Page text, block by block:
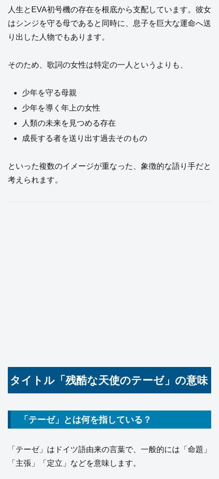
人生とEVA初号機の存在を根底から支配しています。彼女
はシンジを守る母であると同時に、息子を巨大な運命へ送
り出した人物でもあります。
そのため、歌詞の女性は特定の一人というよりも、
少年を守る母親
少年を導く年上の女性
人類の未来を見つめる存在
成長する者を送り出す過去そのもの
といった複数のイメージが重なった、象徴的な語り手だと
考えられます。
タイトル「残酷な天使のテーゼ」の意味
「テーゼ」とは何を指している？
「テーゼ」はドイツ語由来の言葉で、一般的には「命題」
「主張」「定立」などを意味します。